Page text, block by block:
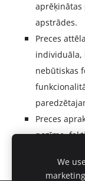
aprēķinātas
apstrādes.
Preces
individuāla,
nebūtiskas
Preces
nozīme,
We